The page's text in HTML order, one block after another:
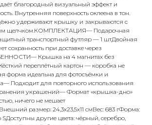
благородный визуальный эффект и
Внутренняя поверхность оклеена в тон.
удерживают крышку и закрываются с
щелчком.КОМПЛЕКТАЦИЯ— Подарочная
транспортный футляр — 1 штДвойная
сохранность при доставке через
Крышка на 4 магнитах без
переплётный картон — коробка не
форма идеальна для фотосъёмки и
Подходит для повторного использования
украшений— Формат «крышка-дно»
ничего не мешает
размер: 24,3х23,5х11 смВес: 683 гФорма:
SДоступны другие цвета: чёрный, серебро,